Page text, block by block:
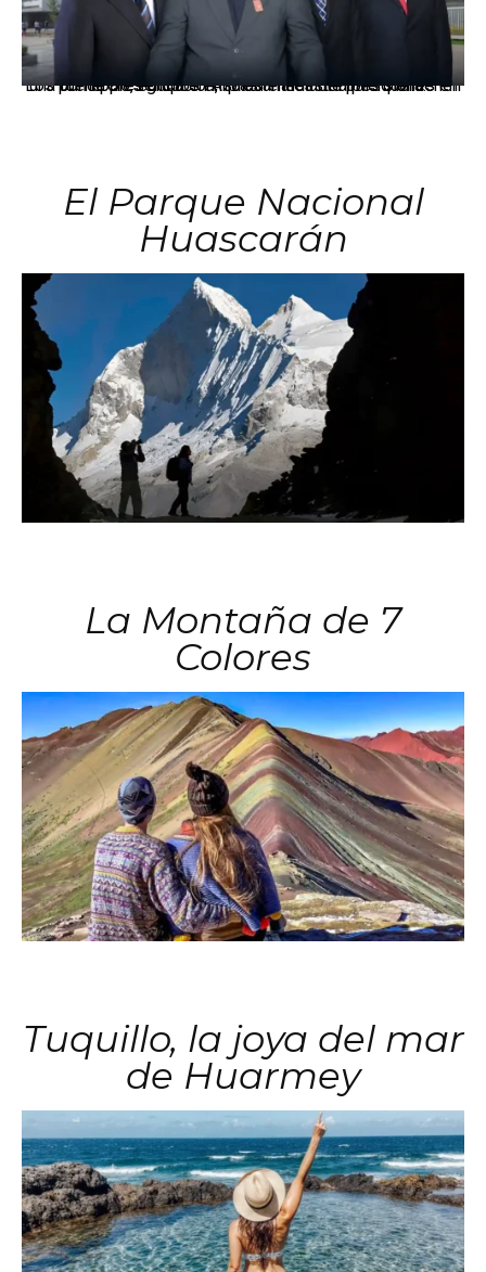
Los principales grupos empresariales del país mantienen una fuerte presencia en Áncash mediante inversiones en comercio, educación, salud e industria pesquera.
El Parque Nacional
Huascarán
La Montaña de 7
Colores
Tuquillo, la joya del mar
de Huarmey